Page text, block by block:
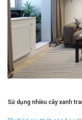
Sử dụng nhiều cây xanh